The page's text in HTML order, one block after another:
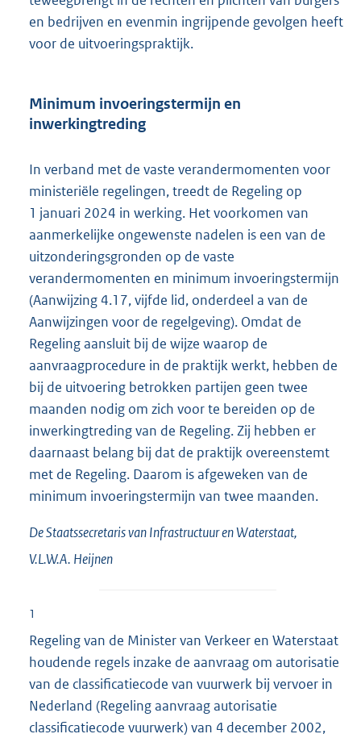
en bedrijven en evenmin ingrijpende gevolgen heeft
voor de uitvoeringspraktijk.
Minimum invoeringstermijn en
inwerkingtreding
In verband met de vaste verandermomenten voor
ministeriële regelingen, treedt de Regeling op
1 januari 2024 in werking. Het voorkomen van
aanmerkelijke ongewenste nadelen is een van de
uitzonderingsgronden op de vaste
verandermomenten en minimum invoeringstermijn
(Aanwijzing 4.17, vijfde lid, onderdeel a van de
Aanwijzingen voor de regelgeving). Omdat de
Regeling aansluit bij de wijze waarop de
aanvraagprocedure in de praktijk werkt, hebben de
bij de uitvoering betrokken partijen geen twee
maanden nodig om zich voor te bereiden op de
inwerkingtreding van de Regeling. Zij hebben er
daarnaast belang bij dat de praktijk overeenstemt
met de Regeling. Daarom is afgeweken van de
minimum invoeringstermijn van twee maanden.
De Staatssecretaris van Infrastructuur en Waterstaat,
V.L.W.A. Heijnen
1
Regeling van de Minister van Verkeer en Waterstaat
houdende regels inzake de aanvraag om autorisatie
van de classificatiecode van vuurwerk bij vervoer in
Nederland (Regeling aanvraag autorisatie
classificatiecode vuurwerk) van 4 december 2002,